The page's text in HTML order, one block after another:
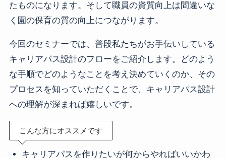
たものになります。そして職員の資質向上は間違いな
く園の保育の質の向上につながります。
今回のセミナーでは、普段私たちがお手伝いしている
キャリアパス設計のフローをご紹介します。どのよう
な手順でどのようなことを考え決めていくのか、その
プロセスを知っていただくことで、キャリアパス設計
への理解が深まれば嬉しいです。
こんな方にオススメです
キャリアパスを作りたいが何からやればいいかわ